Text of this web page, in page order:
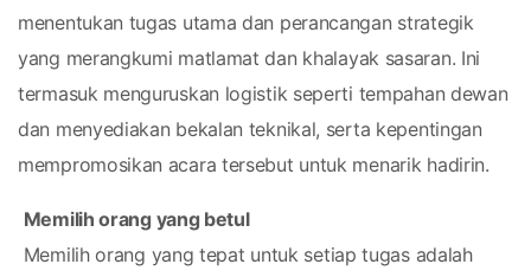
menentukan tugas utama dan perancangan strategik
yang merangkumi matlamat dan khalayak sasaran. Ini
termasuk menguruskan logistik seperti tempahan dewan
dan menyediakan bekalan teknikal, serta kepentingan
mempromosikan acara tersebut untuk menarik hadirin.
Memilih orang yang betul